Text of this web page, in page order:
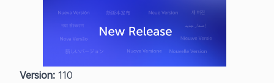
Version: 110